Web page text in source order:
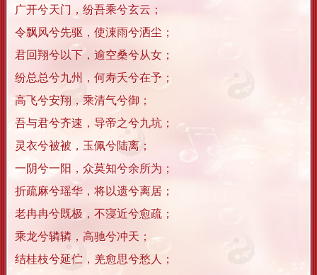
广开兮天门，纷吾乘兮玄云；
令飘风兮先驱，使涷雨兮洒尘；
君回翔兮以下，逾空桑兮从女；
纷总总兮九州，何寿夭兮在予；
高飞兮安翔，乘清气兮御；
吾与君兮齐速，导帝之兮九坑；
灵衣兮被被，玉佩兮陆离；
一阴兮一阳，众莫知兮余所为；
折疏麻兮瑶华，将以遗兮离居；
老冉冉兮既极，不寖近兮愈疏；
乘龙兮辚辚，高驰兮冲天；
结桂枝兮延伫，羌愈思兮愁人；